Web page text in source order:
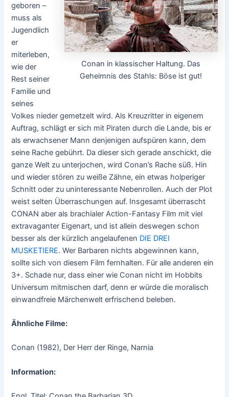
Conan in klassischer Haltung. Das
Geheimnis des Stahls: Böse ist gut!
geboren –
muss als
Jugendlich
er
miterleben,
wie der
Rest seiner
Familie und
seines
Volkes nieder gemetzelt wird. Als Kreuzritter in eigenem
Auftrag, schlägt er sich mit Piraten durch die Lande, bis er
als erwachsener Mann denjenigen aufspüren kann, dem
seine Rache gebührt. Da dieser sich gerade anschickt, die
ganze Welt zu unterjochen, wird Conan’s Rache süß. Hin
und wieder stören zu weiße Zähne, ein etwas holperiger
Schnitt oder zu uninteressante Nebenrollen. Auch der Plot
weist selten Überraschungen auf. Insgesamt überrascht
CONAN aber als brachialer Action-Fantasy Film mit viel
extravaganter Eigenart, und ist allein deswegen schon
besser als der kürzlich angelaufenen DIE DREI
MUSKETIERE. Wer Barbaren nichts abgewinnen kann,
sollte sich von diesem Film fernhalten. Für alle anderen ein
3+. Schade nur, dass einer wie Conan nicht im Hobbits
Universum mitmischen darf, denn er würde die moralisch
einwandfreie Märchenwelt erfrischend beleben.
Ähnliche Filme:
Conan (1982), Der Herr der Ringe, Narnia
Information: